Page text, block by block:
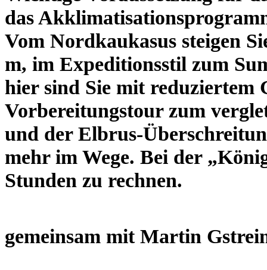
das
Vom Nordkaukasus steigen
m, im Expeditionsstil zum
hier sind Sie mit reduziertem
Vorbereitungstour zum
und der Elbrus-
mehr im Wege. Bei der
Stunden zu rechnen.
gemeinsam mit Martin